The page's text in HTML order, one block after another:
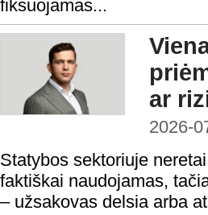
fiksuojamas...
ar
2026-
Statybos sektoriuje
faktiškai naudojamas,
– užsakovas delsia arba